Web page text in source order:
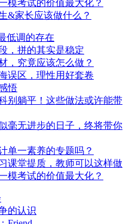
模考试的价值最大化？
&家长应该做什么？
低调的存在
，拼的其实是稳定
，究竟应该怎么做？
误区，理性用好套卷
悟
别躺平！这些做法或许能带
毫无进步的日子，终将带你
单一素养的专题吗？
课堂提质，教师可以这样做
模考试的价值最大化？
的认识